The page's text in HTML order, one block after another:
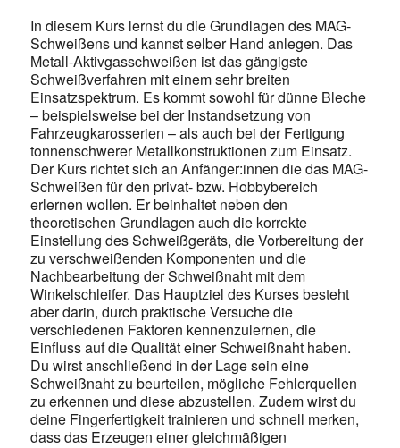
In diesem Kurs lernst du die Grundlagen des MAG-
Schweißens und kannst selber Hand anlegen. Das
Metall-Aktivgasschweißen ist das gängigste
Schweißverfahren mit einem sehr breiten
Einsatzspektrum. Es kommt sowohl für dünne Bleche
– beispielsweise bei der Instandsetzung von
Fahrzeugkarosserien – als auch bei der Fertigung
tonnenschwerer Metallkonstruktionen zum Einsatz.
Der Kurs richtet sich an Anfänger:innen die das MAG-
Schweißen für den privat- bzw. Hobbybereich
erlernen wollen. Er beinhaltet neben den
theoretischen Grundlagen auch die korrekte
Einstellung des Schweißgeräts, die Vorbereitung der
zu verschweißenden Komponenten und die
Nachbearbeitung der Schweißnaht mit dem
Winkelschleifer. Das Hauptziel des Kurses besteht
aber darin, durch praktische Versuche die
verschiedenen Faktoren kennenzulernen, die
Einfluss auf die Qualität einer Schweißnaht haben.
Du wirst anschließend in der Lage sein eine
Schweißnaht zu beurteilen, mögliche Fehlerquellen
zu erkennen und diese abzustellen. Zudem wirst du
deine Fingerfertigkeit trainieren und schnell merken,
dass das Erzeugen einer gleichmäßigen